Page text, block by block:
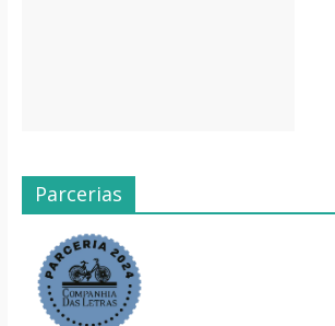
Parcerias